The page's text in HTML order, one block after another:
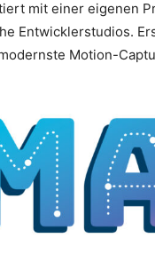
mit einer eigenen
Entwicklerstudios.
Motion-